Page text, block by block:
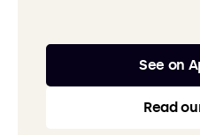
See on
Read